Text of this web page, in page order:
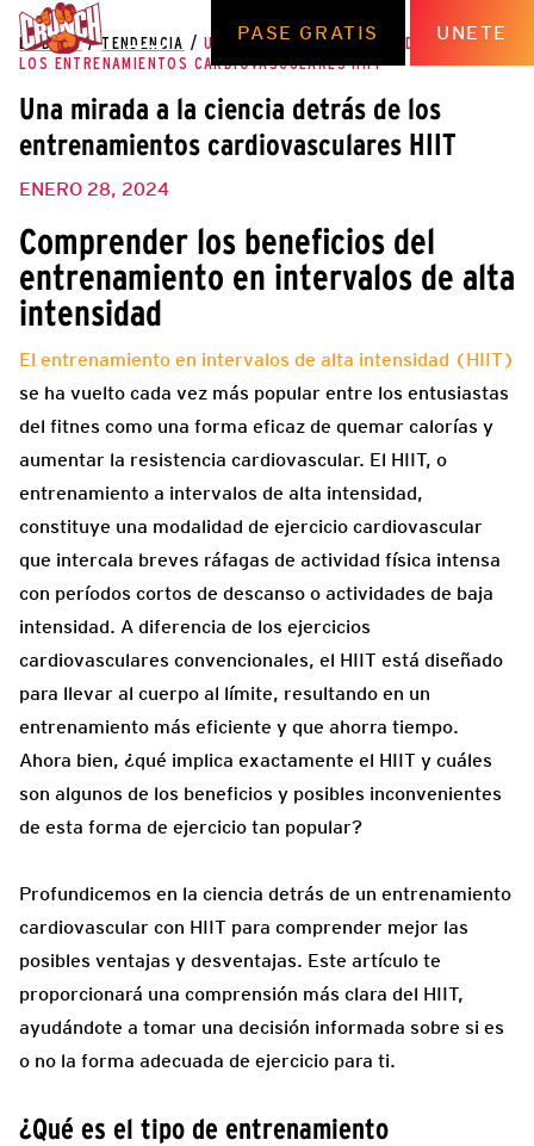
PASE GRATIS UNETE
EL BLOG / TENDENCIA / UNA MIRADA A LA CIENCIA DETRÁS DE
LOS ENTRENAMIENTOS CARDIOVASCULARES HIIT
Una mirada a la ciencia detrás de los
entrenamientos cardiovasculares HIIT
ENERO 28, 2024
Comprender los beneficios del
entrenamiento en intervalos de alta
intensidad
El entrenamiento en intervalos de alta intensidad (HIIT)
se ha vuelto cada vez más popular entre los entusiastas
del fitnes como una forma eficaz de quemar calorías y
aumentar la resistencia cardiovascular. El HIIT, o
entrenamiento a intervalos de alta intensidad,
constituye una modalidad de ejercicio cardiovascular
que intercala breves ráfagas de actividad física intensa
con períodos cortos de descanso o actividades de baja
intensidad. A diferencia de los ejercicios
cardiovasculares convencionales, el HIIT está diseñado
para llevar al cuerpo al límite, resultando en un
entrenamiento más eficiente y que ahorra tiempo.
Ahora bien, ¿qué implica exactamente el HIIT y cuáles
son algunos de los beneficios y posibles inconvenientes
de esta forma de ejercicio tan popular?
Profundicemos en la ciencia detrás de un entrenamiento
cardiovascular con HIIT para comprender mejor las
posibles ventajas y desventajas. Este artículo te
proporcionará una comprensión más clara del HIIT,
ayudándote a tomar una decisión informada sobre si es
o no la forma adecuada de ejercicio para ti.
¿Qué es el tipo de entrenamiento